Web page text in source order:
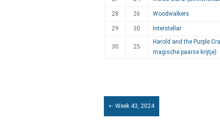
28 26 Woodwalkers
29 30 Interstellar
30 25
Harold and the Purple
magische paarse krijtje)
⇠ Week 43, 2024